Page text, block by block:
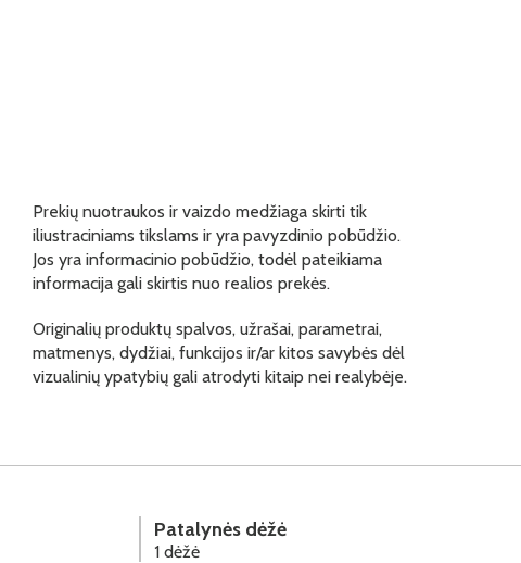
Prekių nuotraukos ir vaizdo medžiaga skirti tik
iliustraciniams tikslams ir yra pavyzdinio pobūdžio.
Jos yra informacinio pobūdžio, todėl pateikiama
informacija gali skirtis nuo realios prekės.
Originalių produktų spalvos, užrašai, parametrai,
matmenys, dydžiai, funkcijos ir/ar kitos savybės dėl
vizualinių ypatybių gali atrodyti kitaip nei realybėje.
Patalynės dėžė
1 dėžė